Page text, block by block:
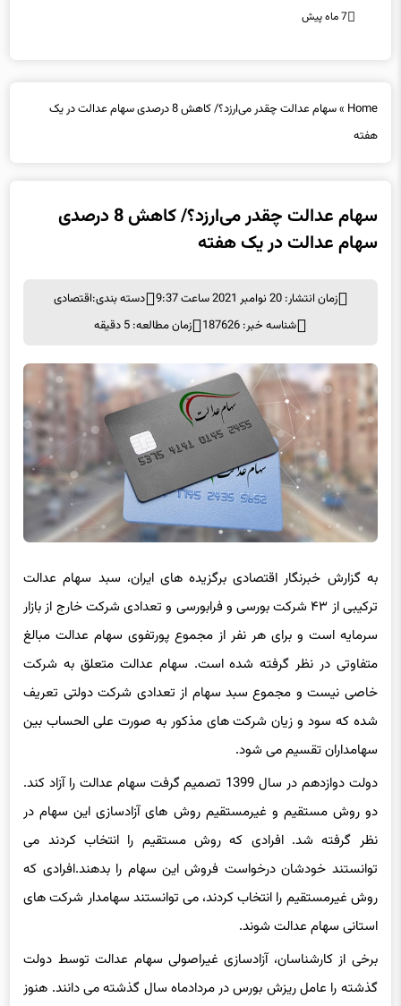
هفته
سهام عدالت در یک هفته
شناسه خبر: 187626
زمان مطالعه: 5 دقیقه
ترکیبی از ۴۳ شرکت بورسی و فرابورسی و تعدادی شرکت خارج از بازار
سرمایه است و برای هر نفر از مجموع پورتفوی سهام عدالت مبالغ
متفاوتی در نظر گرفته شده است. سهام عدالت متعلق به شرکت
خاصی نیست و مجموع سبد سهام از تعدادی شرکت دولتی تعریف
شده‌ که سود و زیان شرکت ‌های مذکور به‌ صورت علی الحساب بین
سهامداران تقسیم می‌ شود.
دو روش مستقیم و غیرمستقیم روش های آزادسازی این سهام در
نظر گرفته شد. افرادی که روش مستقیم را انتخاب کردند می
توانستند خودشان درخواست فروش این سهام را بدهند.افرادی که
روش غیرمستقیم را انتخاب کردند، می توانستند سهامدار شرکت های
استانی سهام عدالت شوند.
برخی از کارشناسان، آزادسازی غیراصولی سهام عدالت توسط دولت
گذشته را عامل ریزش بورس در مردادماه سال گذشته می دانند. هنوز
برنامه دولت سیزدهم برای مدیریت این سهام مشخص نشده است.